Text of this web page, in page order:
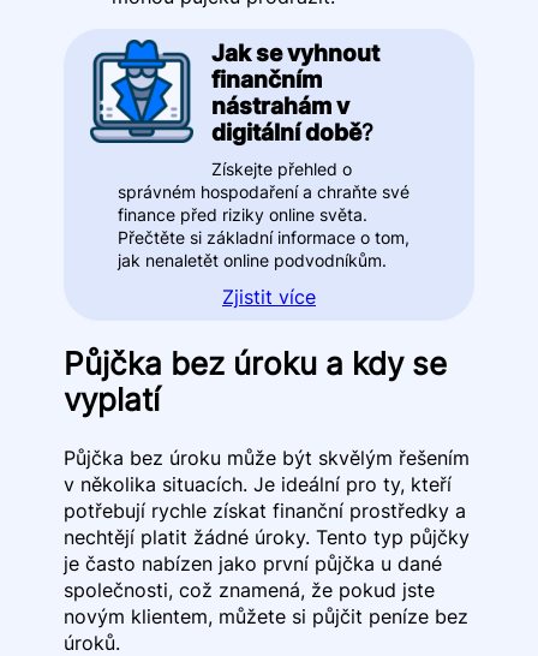
Jak se vyhnout
finančním
nástrahám v
digitální době?
Získejte přehled o
správném hospodaření a chraňte své
finance před riziky online světa.
Přečtěte si základní informace o tom,
jak nenaletět online podvodníkům.
Zjistit více
Půjčka bez úroku a kdy se
vyplatí
Půjčka bez úroku může být skvělým řešením
v několika situacích. Je ideální pro ty, kteří
potřebují rychle získat finanční prostředky a
nechtějí platit žádné úroky. Tento typ půjčky
je často nabízen jako první půjčka u dané
společnosti, což znamená, že pokud jste
novým klientem, můžete si půjčit peníze bez
úroků.